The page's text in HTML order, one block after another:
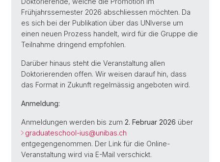
Frühjahrssemester 2026 abschliessen möchten. Da
es sich bei der Publikation über das UNIverse um
einen neuen Prozess handelt, wird für die Gruppe die
Teilnahme dringend empfohlen.
Darüber hinaus steht die Veranstaltung allen
Doktorierenden offen. Wir weisen darauf hin, dass
das Format in Zukunft regelmässig angeboten wird.
Anmeldung:
Anmeldungen werden bis zum 2. Februar 2026 über
graduateschool-ius@unibas.ch
entgegengenommen. Der Link für die Online-
Veranstaltung wird via E-Mail verschickt.